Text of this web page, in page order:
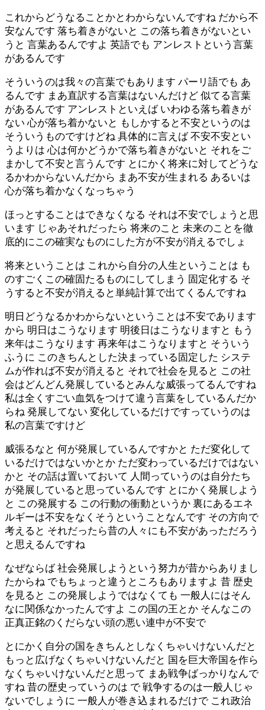
これからどうなることかとわからないんですね だから不
安なんです 落ち着きがないと この落ち着きがないとい
うと 言葉あるんですよ 英語でも アンレストという言葉
があるんです
そういうのは我々の言葉でもあります パーリ語でも あ
るんです まあ直訳する言葉はないんだけど 似てる言葉
があるんです アンレストといえば いわゆる落ち着きが
ない 心が落ち着かないと もしかすると不安というのは
そういうものですけどね 具体的に言えば 不安不安とい
うよりは 心は何かどうかで落ち着きがないと それをご
まかして不安と言うんです とにかく将来に対してどうな
るかわからないんだから まあ不安が生まれる あるいは
心が落ち着かなくなっちゃう
ほっとすることはできなくなる それは不安でしょうと思
います じゃあそれだったら 将来のこと 未来のことを徹
底的にこの確実なものにした方が不安が消えるでしょ
将来ということは これから自分の人生ということは も
のすごくこの確固たるものにしてしまう 固定化する そ
うすると不安が消えると単純計算で出てくるんですね
明日どうなるかわからないということは不安であります
から 明日はこうなります 明後日はこうなりますと もう
来年はこうなります 再来年はこうなりますと そういう
ふうに このきちんとした決まっている固定した システ
ムが作れば不安が消えると それで社会を見ると この社
会はどんどん発展しているとみんな威張ってるんですね
私は全くすごい血気をつけて違う言葉をしているんだか
らね 発展してない 変化しているだけですっていうのは
私の言葉ですけど
威張るなと 何が発展しているんですかと ただ変化して
いるだけではないかとか ただ変わっているだけではない
かと その話は置いておいて 人間っていうのは自分たち
が発展していると思っているんです とにかく発展しよう
と この発展する この行動の衝動というか 裏にあるエネ
ルギーは不安をなくそうということなんです その方向で
考えると それだったら昔の人々にも不安があっただろう
と思えるんですね
なぜならば 社会発展しようという努力が昔からありまし
たからね でもちょっと違うところもありますよ 昔 歴史
を見ると この発展しようではなくても 一般人にはそん
なに関係なかったんですよ この国の王とか そんなこの
正真正銘のくだらない頭の悪い連中が不安で
とにかく自分の国をきちんとしなくちゃいけないんだと
もっと広げなくちゃいけないんだと 国を巨大帝国を作ら
なくちゃいけないんだと思って まあ戦争ばっかりなんで
すね 昔の歴史っていうのは で 戦争するのは一般人じゃ
ないでしょうに 一般人が巻き込まれるだけで これ政治